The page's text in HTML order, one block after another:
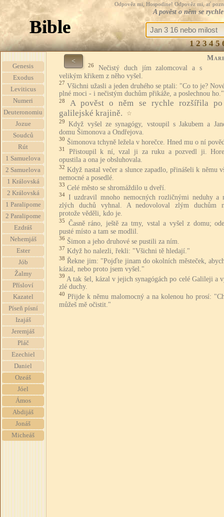
Odpověz mi, Hospodine! Odpověz mi, ať
A pověst o něm se
Bible
1 2 3 4 5
Genesis
Exodus
Leviticus
Numeri
Deuteronomiu
Jozue
Soudců
Rút
1 Samuelova
2 Samuelova
1 Královská
2 Královská
1 Paralipome
2 Paralipome
Ezdráš
Nehemjáš
Ester
Jób
Žalmy
Přísloví
Kazatel
Píseň písní
Izajáš
Jeremjáš
Pláč
Ezechiel
Daniel
Ozeáš
Jóel
Ámos
Abdijáš
Jonáš
Micheáš
<
26
Nečistý duch jím zalomcoval a s
velikým křikem z něho vyšel.
27 Všichni užasli a jeden druhého se ptali: "Co to je?
plné moci - i nečistým duchům přikáže, a poslechnou ho."
28
A pověst o něm se rychle rozšířila
galilejské krajině.
☆
29
Když vyšel ze synagógy, vstoupil s Jakubem a
domu Šimonova a Ondřejova.
30 Šimonova tchyně ležela v horečce. Hned mu o ní
31
Přistoupil k ní, vzal ji za ruku a pozvedl ji.
opustila a ona je obsluhovala.
32 Když nastal večer a slunce zapadlo, přinášeli k němu
nemocné a posedlé.
33 Celé město se shromáždilo u dveří.
34 I uzdravil mnoho nemocných rozličnými neduhy a
zlých duchů vyhnal. A nedovoloval zlým duchům
protože věděli, kdo je.
35
Časně ráno, ještě za tmy, vstal a vyšel z domu;
pusté místo a tam se modlil.
36 Šimon a jeho druhové se pustili za ním.
37 Když ho nalezli, řekli: "Všichni tě hledají."
38 Řekne jim: "Pojďte jinam do okolních městeček,
kázal, nebo proto jsem vyšel."
39 A tak šel, kázal v jejich synagógách po celé Galileji a
zlé duchy.
40 Přijde k němu malomocný a na kolenou ho prosí:
můžeš mě očistit."